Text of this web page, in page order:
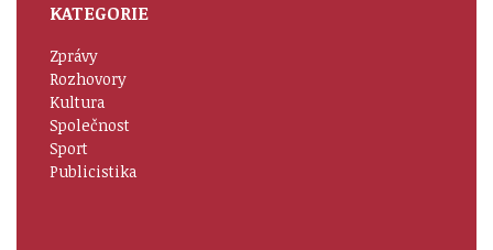
KATEGORIE
Zprávy
Rozhovory
Kultura
Společnost
Sport
Publicistika